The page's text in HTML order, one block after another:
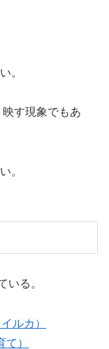
。
映す現象でもあ
。
いる。
ルカ）
）